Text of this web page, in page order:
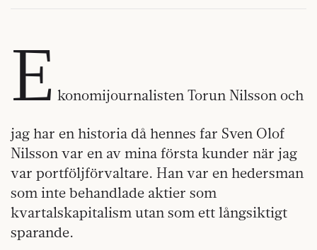
E konomijournalisten Torun Nilsson och
jag har en historia då hennes far Sven Olof
Nilsson var en av mina första kunder när jag
var portföljförvaltare. Han var en hedersman
som inte behandlade aktier som
kvartalskapitalism utan som ett långsiktigt
sparande.